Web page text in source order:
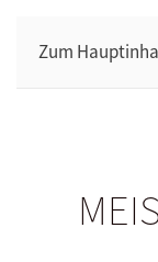
Zum